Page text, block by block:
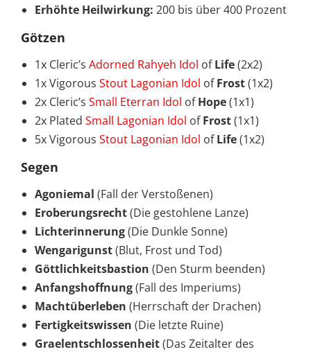
Erhöhte Heilwirkung: 200 bis über 400 Prozent
Götzen
1x Cleric’s Adorned Rahyeh Idol ofLife(2x2)
1x Vigorous Stout Lagonian Idol ofFrost(1x2)
2x Cleric’s Small Eterran Idol ofHope(1x1)
2x Plated Small Lagonian Idol ofFrost(1x1)
5x Vigorous Stout Lagonian Idol ofLife(1x2)
Segen
Agoniemal (Fall der Verstoßenen)
Eroberungsrecht(Die gestohlene Lanze)
Lichterinnerung(Die Dunkle Sonne)
Wengarigunst(Blut, Frost und Tod)
Göttlichkeitsbastion (Den Sturm beenden)
Anfangshoffnung(Fall des Imperiums)
Machtüberleben (Herrschaft der Drachen)
Fertigkeitswissen (Die letzte Ruine)
Graelentschlossenheit(Das Zeitalter des